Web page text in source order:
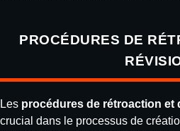
PROCÉDURES DE
Les procédures de rétroaction et
crucial dans le processus de